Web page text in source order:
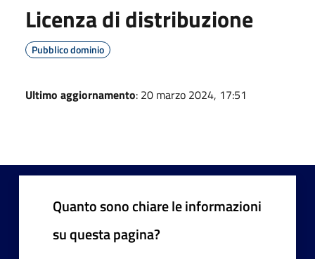
Licenza di distribuzione
Pubblico dominio
Ultimo aggiornamento: 20 marzo 2024, 17:51
Quanto sono chiare le informazioni
su questa pagina?